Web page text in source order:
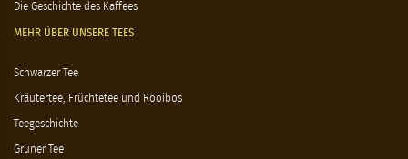
Die Geschichte des Kaffees
MEHR ÜBER UNSERE TEES
Schwarzer Tee
Kräutertee, Früchtetee und Rooibos
Teegeschichte
Grüner Tee